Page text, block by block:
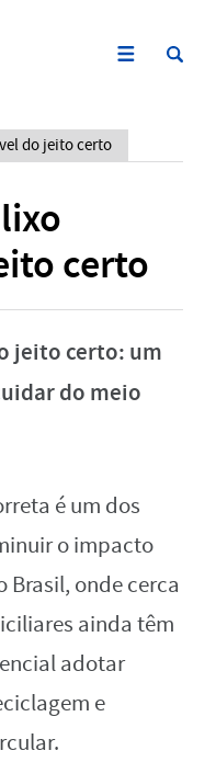
do jeito certo
certo
jeito certo: um
do meio
é um dos
o impacto
Brasil, onde cerca
ainda têm
adotar
e